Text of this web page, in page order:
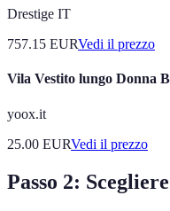
Drestige IT
757.15 EURVedi il prezzo
Vila Vestito lungo Donna
yoox.it
25.00 EURVedi il prezzo
Passo 2: